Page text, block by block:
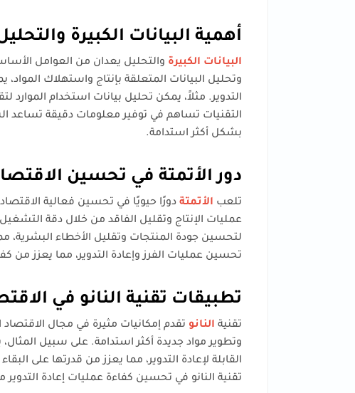
أهمية البيانات الكبيرة
البيانات الكبيرة والتحليل يعدان من العوامل
وتحليل البيانات المتعلقة بإنتاج واستهلاك
التدوير. مثلاً، يمكن تحليل بيانات استخدام
التقنيات تساهم في توفير معلومات دقيقة تساعد
بشكل أكثر استدامة.
دور الأتمتة في تحسين
تلعب الأتمتة دورًا حيويًا في تحسين فعالية
عمليات الإنتاج وتقليل الفاقد من خلال دقة
لتحسين جودة المنتجات وتقليل الأخطاء البشرية،
تحسين عمليات الفرز وإعادة التدوير، مما يعزز من
تطبيقات تقنية النانو في
تقنية النانو تقدم إمكانيات مثيرة في مجال الاقتصاد
وتطوير مواد جديدة أكثر استدامة. على سبيل
القابلة لإعادة التدوير، مما يعزز من قدرتها على
تقنية النانو في تحسين كفاءة عمليات إعادة التدوير